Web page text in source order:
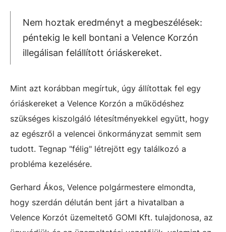
Nem hoztak eredményt a megbeszélések:
péntekig le kell bontani a Velence Korzón
illegálisan felállított óriáskereket.
Mint azt korábban megírtuk, úgy állítottak fel egy
óriáskereket a Velence Korzón a működéshez
szükséges kiszolgáló létesítményekkel együtt, hogy
az egészről a velencei önkormányzat semmit sem
tudott. Tegnap "félig" létrejött egy találkozó a
probléma kezelésére.
Gerhard Ákos, Velence polgármestere elmondta,
hogy szerdán délután bent járt a hivatalban a
Velence Korzót üzemeltető GOMI Kft. tulajdonosa, az